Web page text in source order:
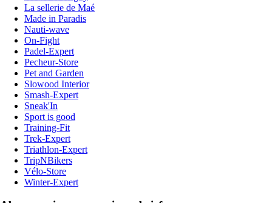
La sellerie de Maé
Made in Paradis
Nauti-wave
On-Fight
Padel-Expert
Pecheur-Store
Pet and Garden
Slowood Interior
Smash-Expert
Sneak'In
Sport is good
Training-Fit
Trek-Expert
Triathlon-Expert
TripNBikers
Vélo-Store
Winter-Expert